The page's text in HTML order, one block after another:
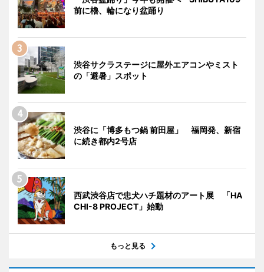
前に櫓、輪になり盆踊り
渋谷サクラステージに屋外エアコンやミスト
の「避暑」スポット
渋谷に「博多もつ鍋 前田屋」 福岡発、新宿
に続き都内2号店
西武渋谷店で忠犬ハチ題材のアート展 「HA
CHI-8 PROJECT」始動
もっと見る